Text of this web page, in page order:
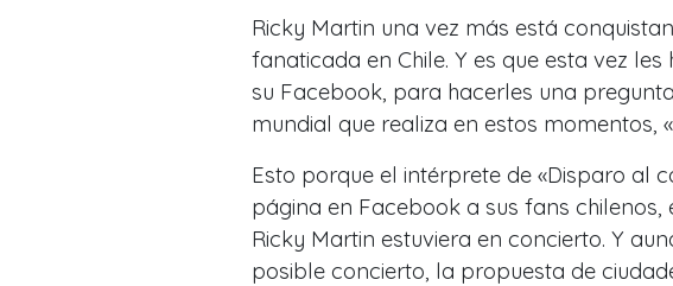
Ricky Martin una vez más está
fanaticada en Chile. Y es que esta vez
su Facebook, para hacerles una
mundial que realiza en estos momentos,
Esto porque el intérprete de «Disparo al
página en Facebook a sus fans chilenos,
Ricky Martin estuviera en concierto. Y
posible concierto, la propuesta de